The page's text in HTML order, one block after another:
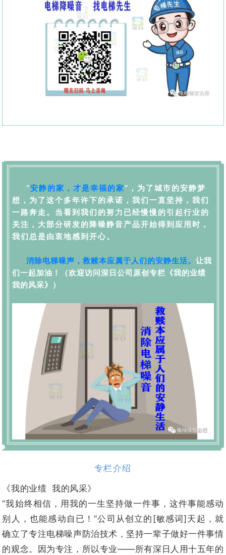
“安静的家，才是幸福的家”，为了城市的安静梦
想，为了这个多年许下的承诺，我们一直坚持，我们
一路奔走。当看到我们的努力已经慢慢的引起行业的
关注，大部分研发的降噪静音产品开始得到应用时，
我们总是由衷地感到开心。
消除电梯噪声，救赎本应属于人们的安静生活。让我
们一起加油！
（欢迎访问深日公司原创专栏《我的业绩
我的风采》）
专栏介绍
《我的业绩 我的风采》
“我始终相信，用我的一生坚持做一件事，这件事能感动
别人，也能感动自已！”公司从创立的[敏感词]天起，就
确立了专注电梯噪声防治技术，坚持一辈子做好一件事情
的观念。因为专注，所以专业——所有深日人用十五年的